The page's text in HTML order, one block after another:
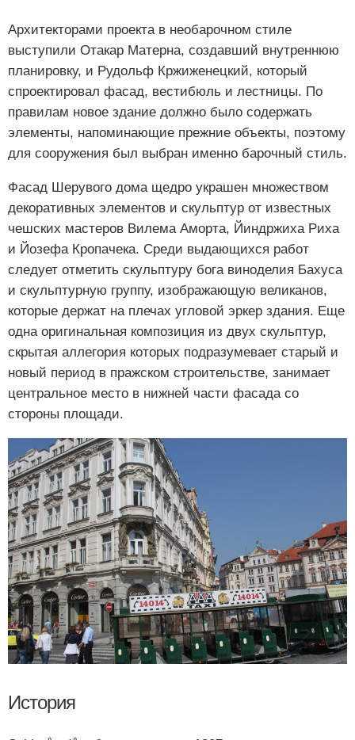
Архитекторами проекта в необарочном стиле
выступили Отакар Матерна, создавший внутреннюю
планировку, и Рудольф Кржиженецкий, который
спроектировал фасад, вестибюль и лестницы. По
правилам новое здание должно было содержать
элементы, напоминающие прежние объекты, поэтому
для сооружения был выбран именно барочный стиль.
Фасад Шерувого дома щедро украшен множеством
декоративных элементов и скульптур от известных
чешских мастеров Вилема Аморта, Йиндржиха Риха
и Йозефа Кропачека. Среди выдающихся работ
следует отметить скульптуру бога виноделия Бахуса
и скульптурную группу, изображающую великанов,
которые держат на плечах угловой эркер здания. Еще
одна оригинальная композиция из двух скульптур,
скрытая аллегория которых подразумевает старый и
новый период в пражском строительстве, занимает
центральное место в нижней части фасада со
стороны площади.
История